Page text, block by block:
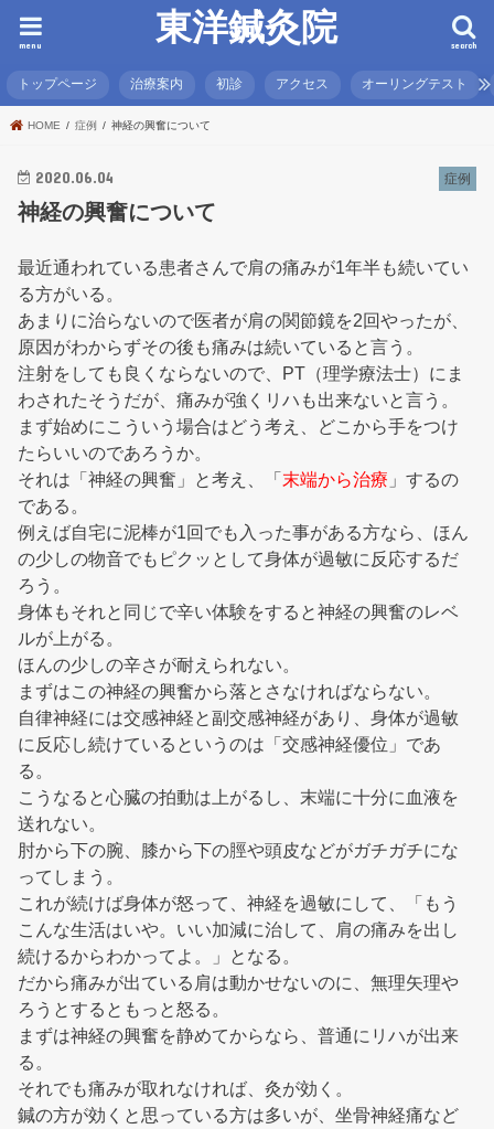
東洋鍼灸院 search
menu
トップページ 治療案内 初診 アクセス オーリングテスト
HOME 症例 神経の興奮について
症例
2020.06.04
神経の興奮について
最近通われている患者さんで肩の痛みが1年半も続いてい
る方がいる。
あまりに治らないので医者が肩の関節鏡を2回やったが、
原因がわからずその後も痛みは続いていると言う。
注射をしても良くならないので、PT（理学療法士）にま
わされたそうだが、痛みが強くリハも出来ないと言う。
まず始めにこういう場合はどう考え、どこから手をつけ
たらいいのであろうか。
それは「神経の興奮」と考え、「末端から治療 」するの
である。
例えば自宅に泥棒が1回でも入った事がある方なら、ほん
の少しの物音でもピクッとして身体が過敏に反応するだ
ろう。
身体もそれと同じで辛い体験をすると神経の興奮のレベ
ルが上がる。
ほんの少しの辛さが耐えられない。
まずはこの神経の興奮から落とさなければならない。
自律神経には交感神経と副交感神経があり、身体が過敏
に反応し続けているというのは「交感神経優位」であ
る。
こうなると心臓の拍動は上がるし、末端に十分に血液を
送れない。
肘から下の腕、膝から下の脛や頭皮などがガチガチにな
ってしまう。
これが続けば身体が怒って、神経を過敏にして、「もう
こんな生活はいや。いい加減に治して、肩の痛みを出し
続けるからわかってよ。」となる。
だから痛みが出ている肩は動かせないのに、無理矢理や
ろうとするともっと怒る。
まずは神経の興奮を静めてからなら、普通にリハが出来
る。
それでも痛みが取れなければ、灸が効く。
鍼の方が効くと思っている方は多いが、坐骨神経痛など